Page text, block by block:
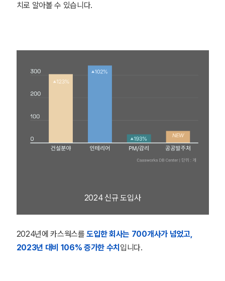
치로 알아볼 수 있습니다.
2024 신규 도입사
2024년에 카스웍스를도입한 회사는 700개사가 넘었고,
2023년 대비 106% 증가한 수치 입니다.